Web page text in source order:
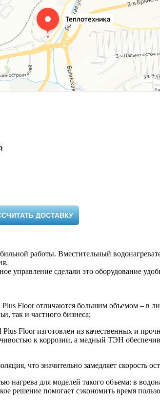
ДОСТАВКУ
работы. Вместительный
управление сделали это оборудование
Floor отличаются большим объемом – в
так и частного бизнеса;
Floor изготовлен из качественных и
к коррозии, а медный ТЭН
что значительно замедляет скорость
нагрева для моделей такого объема: в
решение помогает сэкономить время